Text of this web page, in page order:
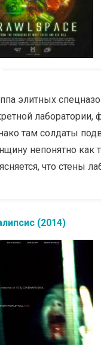
элитных
там солдаты
непонятно как
что стены
(2014)